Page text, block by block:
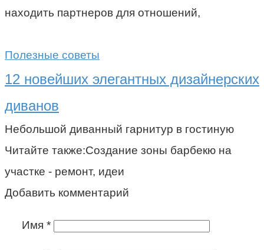
находить партнеров для отношений,
Полезные советы
12 новейших элегантных дизайнерских
диванов
Небольшой диванный гарнитур в гостиную
Читайте также:Создание зоны барбекю на
участке - ремонт, идеи
Добавить комментарий
Имя *